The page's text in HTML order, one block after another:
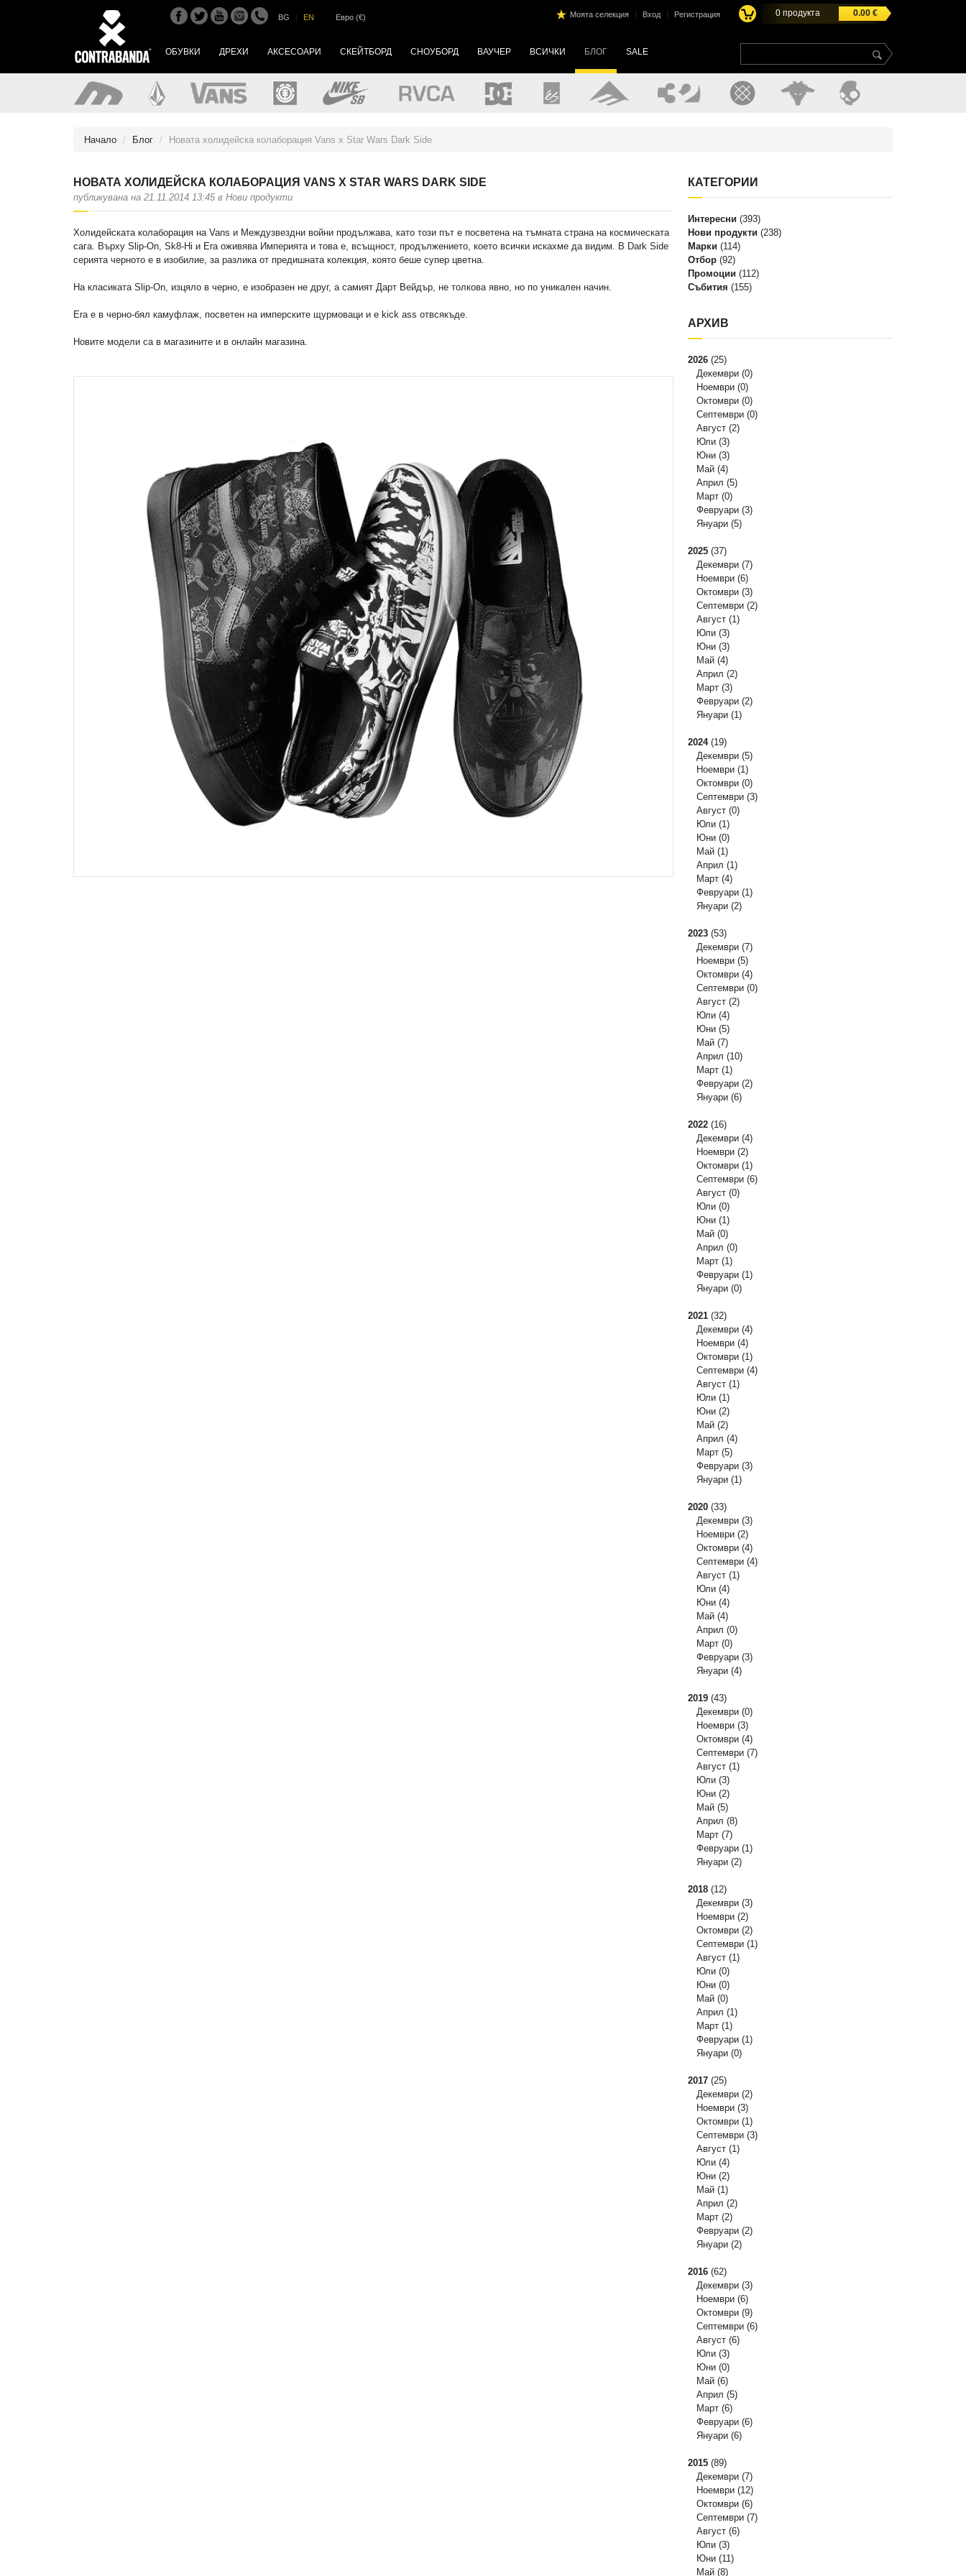
BG EN Евро (€) Моята селекция Вход Регистрация 0 продукта 0.00€
ОБУВКИ ДРЕХИ АКСЕСОАРИ СКЕЙТБОРД СНОУБОРД ВАУЧЕР ВСИЧКИ БЛОГ SALE
Начало Блог Новата холидейска колаборация Vans x Star Wars Dark Side
НОВАТА ХОЛИДЕЙСКА КОЛАБОРАЦИЯ VANS X STAR WARS DARK SIDE
публикувана на 21.11.2014 13:45 в Нови продукти
Холидейската колаборация на Vans и Междузвездни войни продължава, като този път е посветена на тъмната страна на космическата
сага. Върху Slip-On, Sk8-Hi и Era оживява Империята и това е, всъщност, продължението, което всички искахме да видим. В Dark Side
серията черното е в изобилие, за разлика от предишната колекция, която беше супер цветна.
На класиката Slip-On, изцяло в черно, е изобразен не друг, а самият Дарт Вейдър, не толкова явно, но по уникален начин.
Era е в черно-бял камуфлаж, посветен на имперските щурмоваци и е kick ass отвсякъде.
Новите модели са в магазините и в онлайн магазина.
КАТЕГОРИИ
Интересни (393)
Нови продукти (238)
Марки (114)
Отбор (92)
Промоции (112)
Събития (155)
АРХИВ
2026 (25)
Декември (0)
Ноември (0)
Октомври (0)
Септември (0)
Август (2)
Юли (3)
Юни (3)
Май (4)
Април (5)
Март (0)
Февруари (3)
Януари (5)
2025 (37)
Декември (7)
Ноември (6)
Октомври (3)
Септември (2)
Август (1)
Юли (3)
Юни (3)
Май (4)
Април (2)
Март (3)
Февруари (2)
Януари (1)
2024(19)
Декември (5)
Ноември (1)
Октомври (0)
Септември (3)
Август (0)
Юли (1)
Юни (0)
Май (1)
Април (1)
Март (4)
Февруари (1)
Януари (2)
2023 (53)
Декември (7)
Ноември (5)
Октомври (4)
Септември (0)
Август (2)
Юли (4)
Юни (5)
Май (7)
Април (10)
Март (1)
Февруари (2)
Януари (6)
2022 (16)
Декември (4)
Ноември (2)
Октомври (1)
Септември (6)
Август (0)
Юли (0)
Юни (1)
Май (0)
Април (0)
Март (1)
Февруари (1)
Януари (0)
2021 (32)
Декември (4)
Ноември (4)
Октомври (1)
Септември (4)
Август (1)
Юли (1)
Юни (2)
Май (2)
Април (4)
Март (5)
Февруари (3)
Януари (1)
2020 (33)
Декември (3)
Ноември (2)
Октомври (4)
Септември (4)
Август (1)
Юли (4)
Юни (4)
Май (4)
Април (0)
Март (0)
Февруари (3)
Януари (4)
2019 (43)
Декември (0)
Ноември (3)
Октомври (4)
Септември (7)
Август (1)
Юли (3)
Юни (2)
Май (5)
Април (8)
Март (7)
Февруари (1)
Януари (2)
2018 (12)
Декември (3)
Ноември (2)
Октомври (2)
Септември (1)
Август (1)
Юли (0)
Юни (0)
Май (0)
Април (1)
Март (1)
Февруари (1)
Януари (0)
2017 (25)
Декември (2)
Ноември (3)
Октомври (1)
Септември (3)
Август (1)
Юли (4)
Юни (2)
Май (1)
Април (2)
Март (2)
Февруари (2)
Януари (2)
2016 (62)
Декември (3)
Ноември (6)
Октомври (9)
Септември (6)
Август (6)
Юли (3)
Юни (0)
Май (6)
Април (5)
Март (6)
Февруари (6)
Януари (6)
2015 (89)
Декември (7)
Ноември (12)
Октомври (6)
Септември (7)
Август (6)
Юли (3)
Юни (11)
Май (8)